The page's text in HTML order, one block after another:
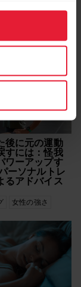
後に元の運動
すには：怪我
ワーアップす
ーソナルトレ
るアドバイス
女性の強さ